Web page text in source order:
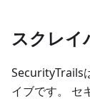
スクレイ
SecurityTrails
イブです。 セ